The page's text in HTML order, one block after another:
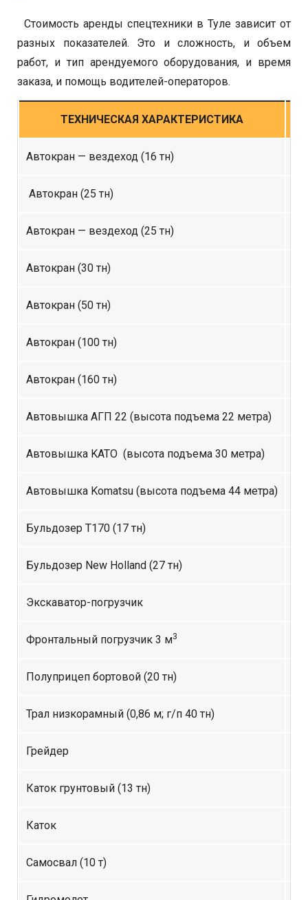
Стоимость аренды спецтехники в Туле зависит от
разных показателей. Это и сложность, и объем
работ, и тип арендуемого оборудования, и время
заказа, и помощь водителей-операторов.
ТЕХНИЧЕСКАЯ ХАРАКТЕРИСТИКА
Автокран — вездеход (16 тн)
Автокран (25 тн)
Автокран — вездеход (25 тн)
Автокран (30 тн)
Автокран (50 тн)
Автокран (100 тн)
Автокран (160 тн)
Автовышка АГП 22 (высота подъема 22 метра)
Автовышка KATO (высота подъема 30 метра)
Автовышка Komatsu (высота подъема 44 метра)
Бульдозер Т170 (17 тн)
Бульдозер New Holland (27 тн)
Экскаватор-погрузчик
Фронтальный погрузчик 3 м3
Полуприцеп бортовой (20 тн)
Трал низкорамный (0,86 м; г/п 40 тн)
Грейдер
Каток грунтовый (13 тн)
Каток
Самосвал (10 т)